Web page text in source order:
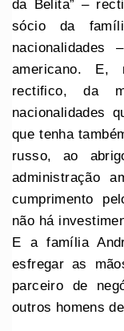
da Belita” –
sócio da
americano. E,
rectifico, da
nacionalidades
que tenha
russo, ao
administração
cumprimento
não há
E a família
esfregar as
parceiro de
outros homens